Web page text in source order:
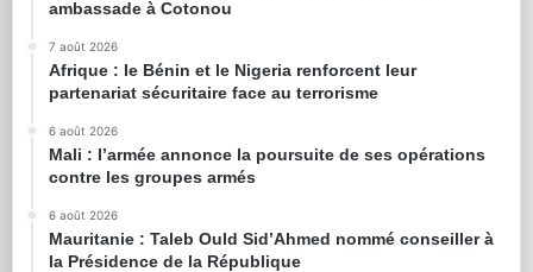
ambassade à Cotonou
7 août 2026
Afrique : le Bénin et le Nigeria renforcent leur
partenariat sécuritaire face au terrorisme
6 août 2026
Mali : l’armée annonce la poursuite de ses opérations
contre les groupes armés
6 août 2026
Mauritanie : Taleb Ould Sid’Ahmed nommé conseiller à
la Présidence de la République